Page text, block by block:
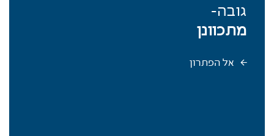
גובה-
מתכוונן
אל הפתרון